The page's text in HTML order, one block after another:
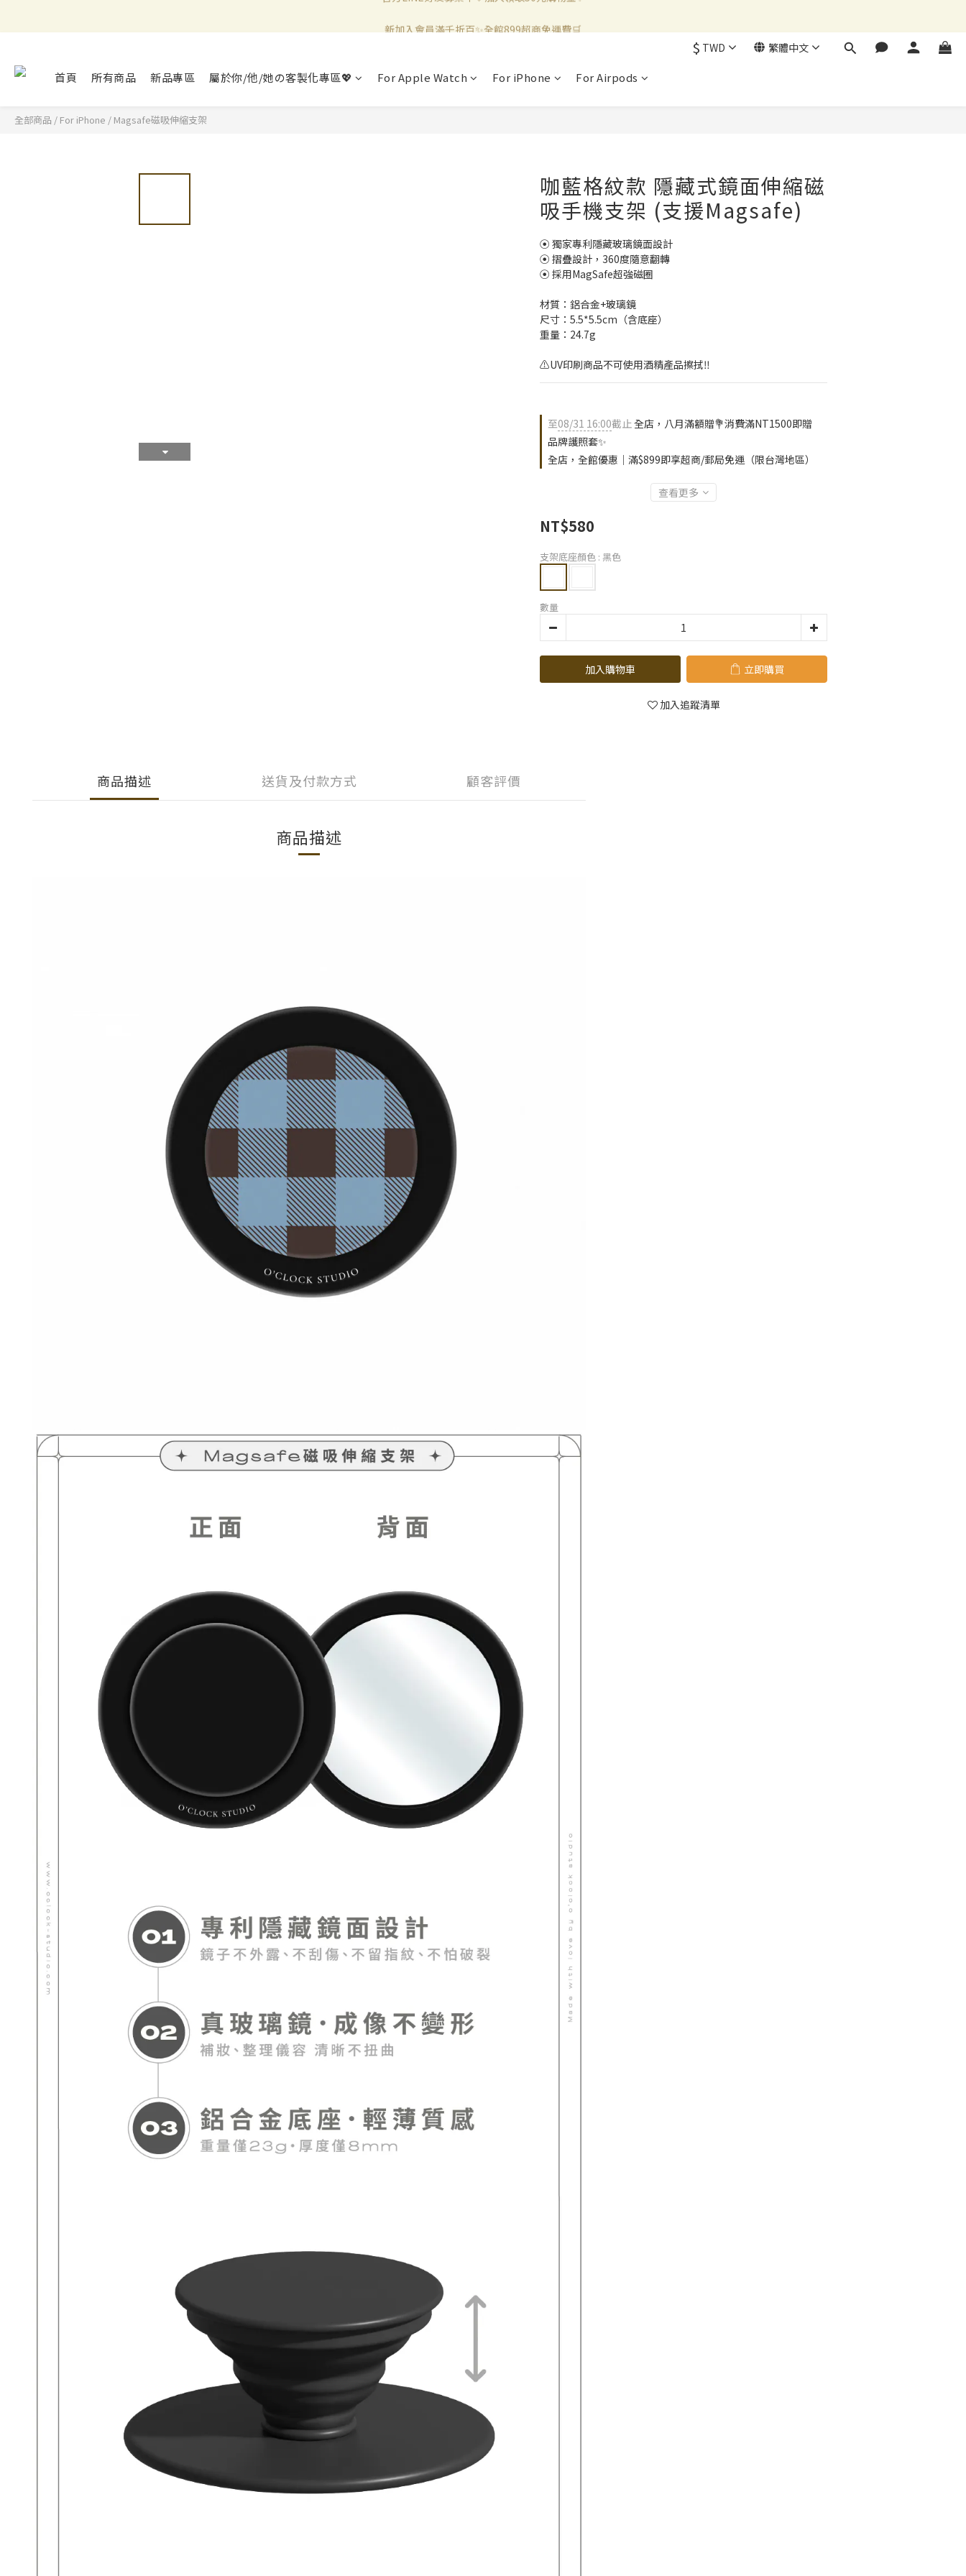
新加入會員滿千折百✨全館899超商免運費🛒
$ TWD 繁體中文
首頁 所有商品 新品專區 屬於你/他/她の客製化專區💖 For Apple Watch For iPhone For Airpods
全部商品 / For iPhone / Magsafe磁吸伸縮支架
咖藍格紋款 隱藏式鏡面伸縮磁
吸手機支架 (支援Magsafe)
⦿ 獨家專利隱藏玻璃鏡面設計
⦿ 摺疊設計，360度隨意翻轉
⦿ 採用MagSafe超強磁圈
材質：鋁合金+玻璃鏡
尺寸：5.5*5.5cm（含底座）
重量：24.7g
⚠️UV印刷商品不可使用酒精產品擦拭‼️
至08/31 16:00截止全店，八月滿額贈💐消費滿NT1500即贈
品牌護照套✨
全店，全館優惠｜滿$899即享超商/郵局免運（限台灣地區）
查看更多
NT$580
支架底座顏色 : 黑色
數量
加入購物車 立即購買
加入追蹤清單
商品描述 送貨及付款方式 顧客評價
商品描述